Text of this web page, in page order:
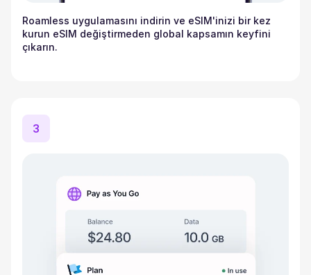
Roamless uygulamasını indirin ve eSIM'inizi bir kez
kurun eSIM değiştirmeden global kapsamın keyfini
çıkarın.
3